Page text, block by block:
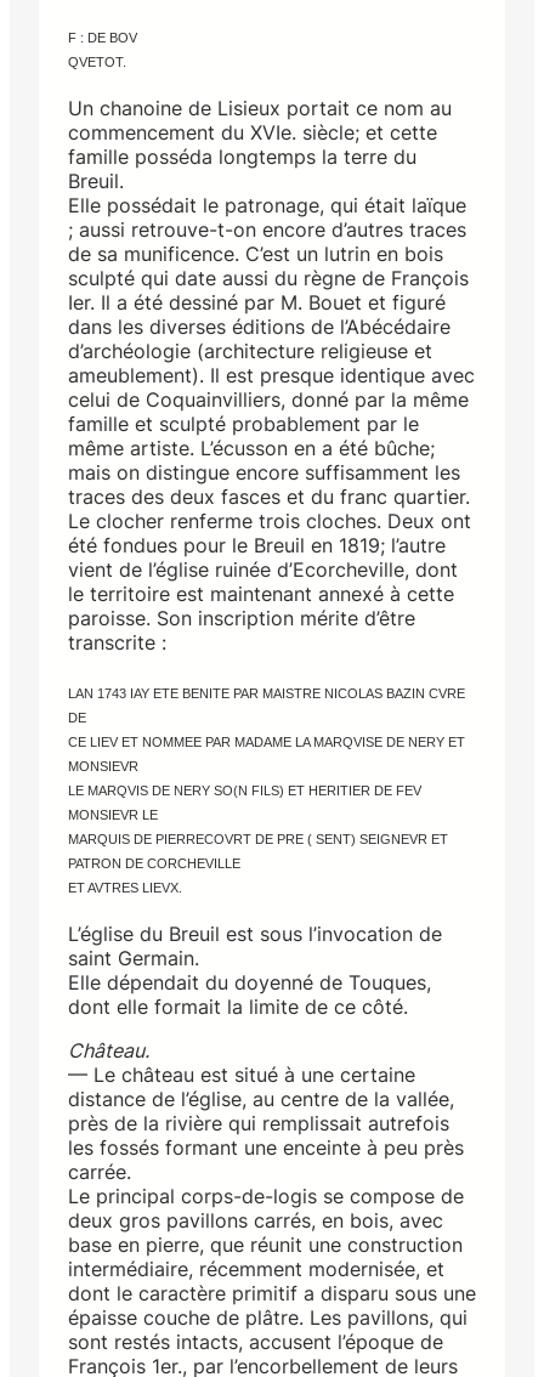
F : DE BOV
QVETOT.
Un chanoine de Lisieux portait ce nom au
commencement du XVIe. siècle; et cette
famille posséda longtemps la terre du
Breuil.
Elle possédait le patronage, qui était laïque
; aussi retrouve-t-on encore d’autres traces
de sa munificence. C’est un lutrin en bois
sculpté qui date aussi du règne de François
Ier. Il a été dessiné par M. Bouet et figuré
dans les diverses éditions de l’Abécédaire
d’archéologie (architecture religieuse et
ameublement). Il est presque identique avec
celui de Coquainvilliers, donné par la même
famille et sculpté probablement par le
même artiste. L’écusson en a été bûche;
mais on distingue encore suffisamment les
traces des deux fasces et du franc quartier.
Le clocher renferme trois cloches. Deux ont
été fondues pour le Breuil en 1819; l’autre
vient de l’église ruinée d’Ecorcheville, dont
le territoire est maintenant annexé à cette
paroisse. Son inscription mérite d’être
transcrite :
LAN 1743 IAY ETE BENITE PAR MAISTRE NICOLAS BAZIN CVRE
DE
CE LIEV ET NOMMEE PAR MADAME LA MARQVISE DE NERY ET
MONSIEVR
LE MARQVIS DE NERY SO(N FILS) ET HERITIER DE FEV
MONSIEVR LE
MARQUIS DE PIERRECOVRT DE PRE ( SENT) SEIGNEVR ET
PATRON DE CORCHEVILLE
ET AVTRES LIEVX.
L’église du Breuil est sous l’invocation de
saint Germain.
Elle dépendait du doyenné de Touques,
dont elle formait la limite de ce côté.
Château.
— Le château est situé à une certaine
distance de l’église, au centre de la vallée,
près de la rivière qui remplissait autrefois
les fossés formant une enceinte à peu près
carrée.
Le principal corps-de-logis se compose de
deux gros pavillons carrés, en bois, avec
base en pierre, que réunit une construction
intermédiaire, récemment modernisée, et
dont le caractère primitif a disparu sous une
épaisse couche de plâtre. Les pavillons, qui
sont restés intacts, accusent l’époque de
François 1er., par l’encorbellement de leurs